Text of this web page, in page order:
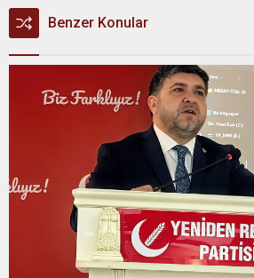
Benzer Konular